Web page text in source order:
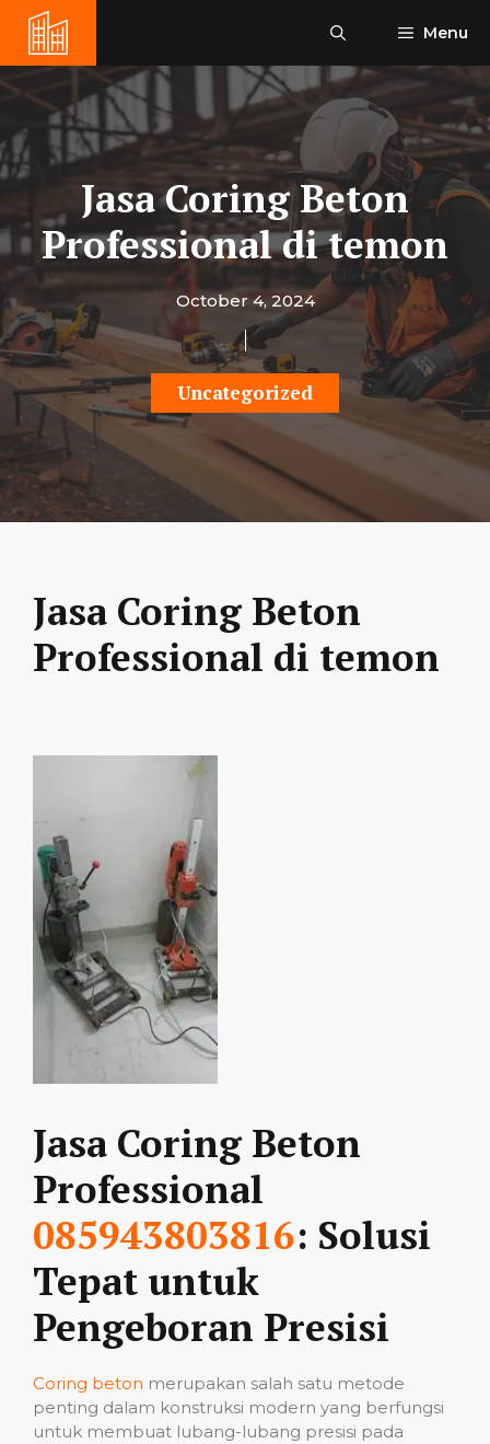
content
Menu
Jasa Coring Beton
Professional di temon
October 4, 2024
Uncategorized
Jasa Coring Beton
Professional di temon
Jasa Coring Beton
Professional
085943803816: Solusi
Tepat untuk
Pengeboran Presisi
Coring beton merupakan salah satu metode
penting dalam konstruksi modern yang berfungsi
untuk membuat lubang-lubang presisi pada